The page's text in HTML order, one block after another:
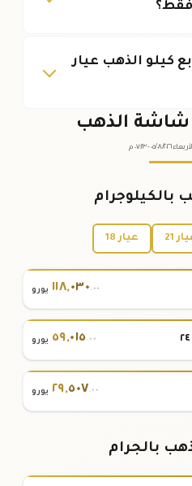
فقط؟
كيلو الذهب عيار
شاشة الذهب
الأربعاء ٠٥ /٠٨/٢٠٢٦ - ٠٧:٢٣م
بالكيلوجرام
21 عيار 18
١١٨,٠٣٠.٠٠ يورو
٥٩,٠١٥ .٠٠ يورو
٢٩,٥٠٧.٠٠ يورو
بالجرام